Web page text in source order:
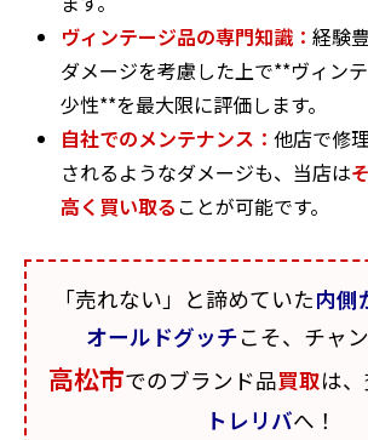
ヴィンテージ品の専門知識： 経験
ダメージを考慮した上で**ヴィン
少性**を最大限に評価します。
自社でのメンテナンス： 他店で修
されるようなダメージも、当店は
高く買い取ることが可能です。
「売れない」と諦めていた内側
オールドグッチこそ、チャ
高松市でのブランド品買取は
トレリバへ！